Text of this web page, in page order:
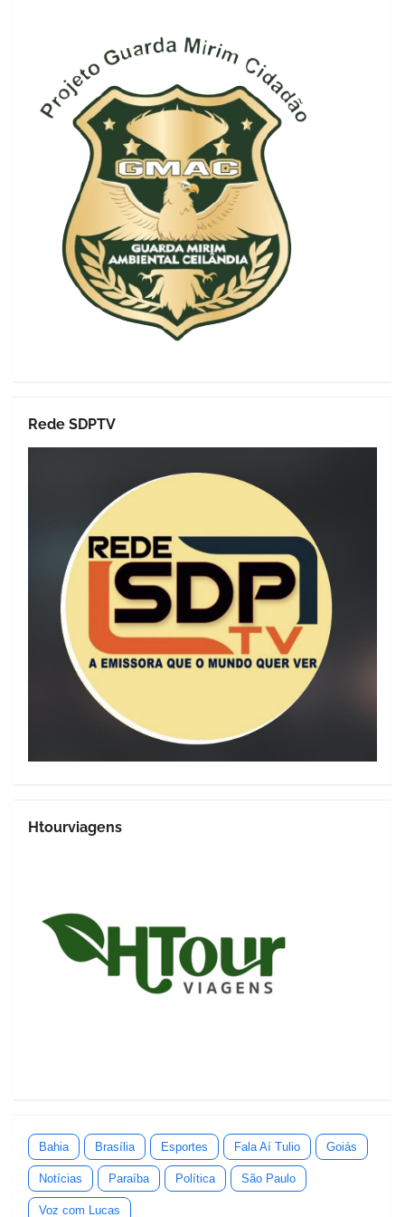
Rede SDPTV
Htourviagens
Bahia Brasília Esportes Fala Aí Tulio Goiás
Notícias Paraíba Política São Paulo
Voz com Lucas